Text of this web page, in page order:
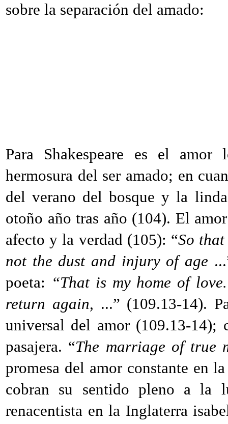
sobre la separación del amado:
Para Shakespeare es el
hermosura del ser amado; en
del verano del bosque y la
otoño año tras año (104). El
afecto y la verdad (105): “So
not the dust and injury of age
poeta: “That is my home of
return again, ...” (109.13-14).
universal del amor (109.13-14);
pasajera. “The marriage of true
promesa del amor constante en
cobran su sentido pleno a la
renacentista en la Inglaterra